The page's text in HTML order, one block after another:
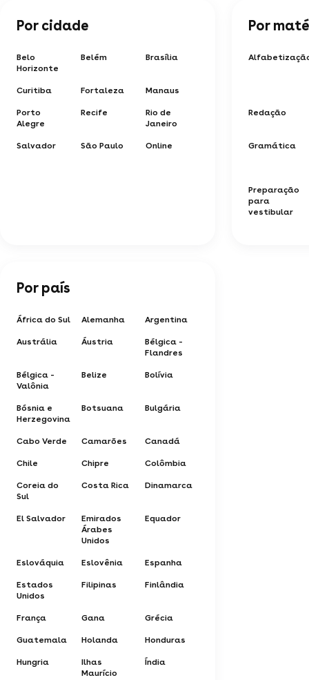
Por cidade
Belo
Horizonte
Belém Brasília
Curitiba Fortaleza Manaus
Porto
Alegre
Recife
Rio de
Janeiro
Salvador São Paulo Online
Por
Redação
Gramática
Preparação
para
vestibular
Por país
África do Sul Alemanha Argentina
Austrália Áustria
Bélgica -
Flandres
Bélgica -
Valônia
Belize Bolívia
Bósnia e
Herzegovina
Botsuana Bulgária
Cabo Verde Camarões Canadá
Chile Chipre Colômbia
Coreia do
Sul
Costa Rica Dinamarca
El Salvador
Emirados
Árabes
Unidos
Equador
Eslováquia Eslovênia Espanha
Estados
Unidos
Filipinas Finlândia
França Gana Grécia
Guatemala Holanda Honduras
Hungria
Ilhas
Maurício
Índia